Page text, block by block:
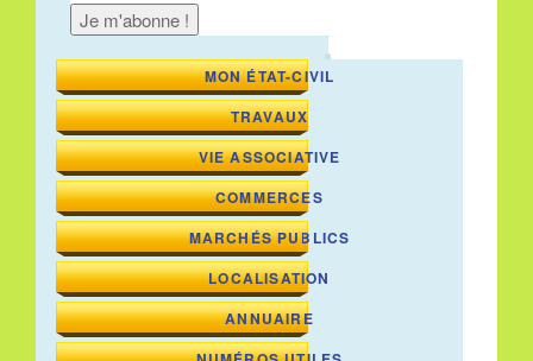
MON ÉTAT-CIVIL
TRAVAUX
VIE ASSOCIATIVE
COMMERCES
MARCHÉS PUBLICS
LOCALISATION
ANNUAIRE